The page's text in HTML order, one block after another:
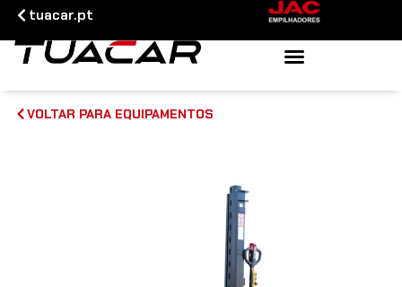
tuacar.pt
VOLTAR PARA EQUIPAMENTOS